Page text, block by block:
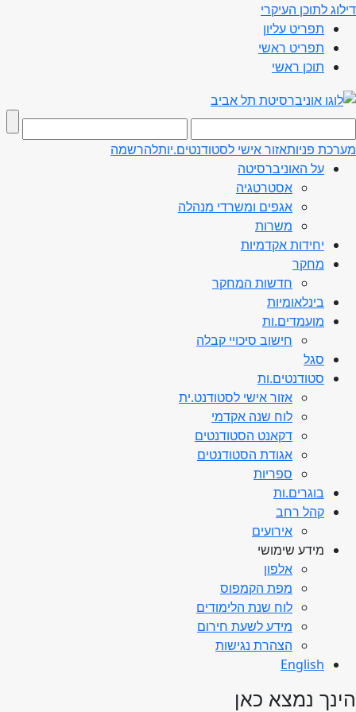
דילוג לתוכן העיקרי
תפריט עליון
תפריט ראשי
תוכן ראשי
מערכת פניותאזור אישי לסטודנטים.יותלהרשמה
על האוניברסיטה
אסטרטגיה
אגפים ומשרדי מנהלה
משרות
יחידות אקדמיות
מחקר
חדשות המחקר
בינלאומיות
מועמדים.ות
חישוב סיכויי קבלה
סגל
סטודנטים.ות
אזור אישי לסטודנט.ית
לוח שנה אקדמי
דקאנט הסטודנטים
אגודת הסטודנטים
ספריות
בוגרים.ות
קהל רחב
אירועים
מידע שימושי
אלפון
מפת הקמפוס
לוח שנת הלימודים
מידע לשעת חירום
הצהרת נגישות
English
הינך נמצא כאן